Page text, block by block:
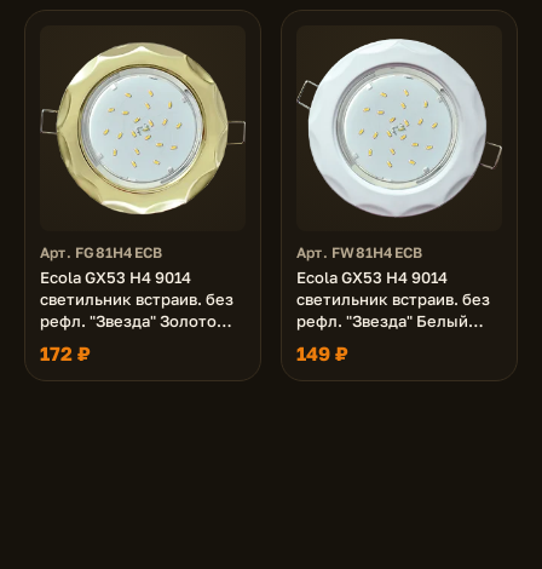
Арт. FG81H4ECB
Ecola GX53 H4 9014
светильник встраив. без
рефл. "Звезда" Золото
38x116 (к+)
172 ₽
Арт. FW81H4ECB
Ecola GX53 H4 9014
светильник встраив. без
рефл. "Звезда" Белый
38x116 (к+)
149 ₽